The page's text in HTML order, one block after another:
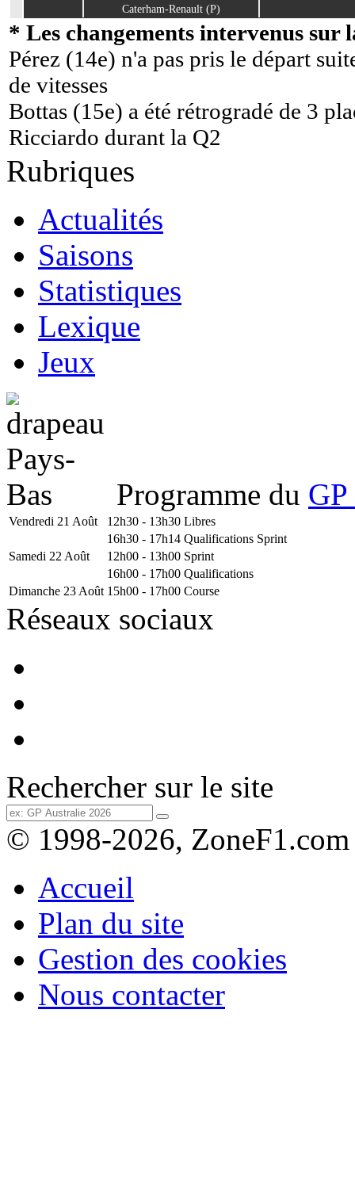
Caterham-Renault (P)
* Les changements intervenus sur
Pérez (14e) n'a pas pris le départ
de vitesses
Bottas (15e) a été rétrogradé de 3
Ricciardo durant la Q2
Rubriques
Actualités
Saisons
Statistiques
Lexique
Jeux
Programme du
Vendredi 21 Août 12h30 - 13h30 Libres
16h30 - 17h14 Qualifications Sprint
Samedi 22 Août
12h00 - 13h00 Sprint
16h00 - 17h00 Qualifications
Dimanche 23 Août 15h00 - 17h00 Course
Réseaux sociaux
Rechercher sur le site
© 1998-2026, ZoneF1.com
Accueil
Plan du site
Gestion des cookies
Nous contacter